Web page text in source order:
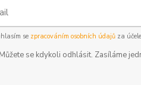
se zpracováním osobních údajůza
Můžete se kdykoli odhlásit. Zasíláme